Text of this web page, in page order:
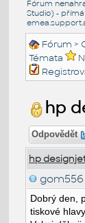
Fórum
Studio) -
Fórum >
Témata
hp
Odpovědět
hp designjet
gom556
Dobrý den,
tiskové